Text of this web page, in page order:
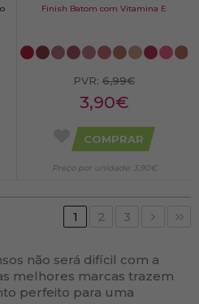
Finish Batom com Vitamina E
PVR: 6,99€
3,90€
COMPRAR
Preço por unidade: 3,90€
1 2 3
não será difícil com a
melhores marcas trazem
perfeito para uma